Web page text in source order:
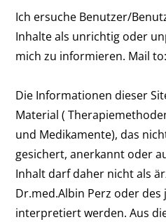
Ich ersuche Benutzer/
Inhalte als unrichtig oder
mich zu informieren. Mail to:
Die Informationen dieser
Material (
und Medikamente), das
gesichert, anerkannt oder
Inhalt darf daher nicht als
Dr.med.Albin Perz oder des
interpretiert werden. Aus